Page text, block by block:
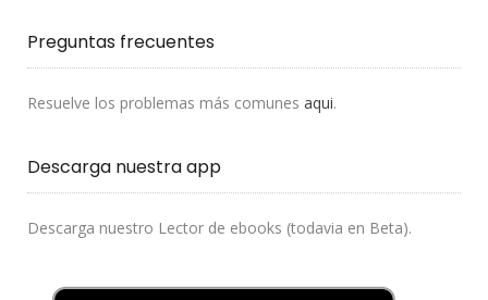
Preguntas frecuentes
Resuelve los problemas más comunes aqui.
Descarga nuestra app
Descarga nuestro Lector de ebooks (todavia en Beta).